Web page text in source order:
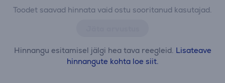
Toodet saavad hinnata vaid ostu sooritanud kasutajad.
Hinnangu esitamisel jälgi hea tava reegleid. Lisateave
hinnangute kohta loe siit.